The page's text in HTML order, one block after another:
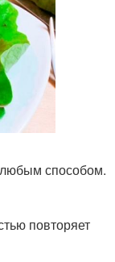
способом.
повторяет